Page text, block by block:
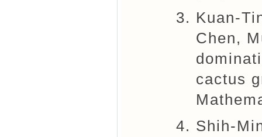
Kuan-
Chen,
cactus
Shih-